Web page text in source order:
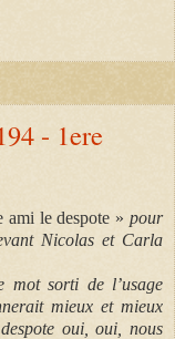
- 1ere
ami le despote »pour
Nicolas et Carla
mot sorti de l’usage
mieux et mieux
oui, oui, nous